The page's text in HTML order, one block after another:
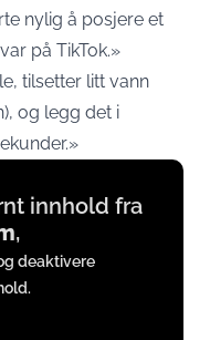
nylig å posjere et
på TikTok.»
tilsetter litt vann
og legg det i
innhold fra
,
deaktivere